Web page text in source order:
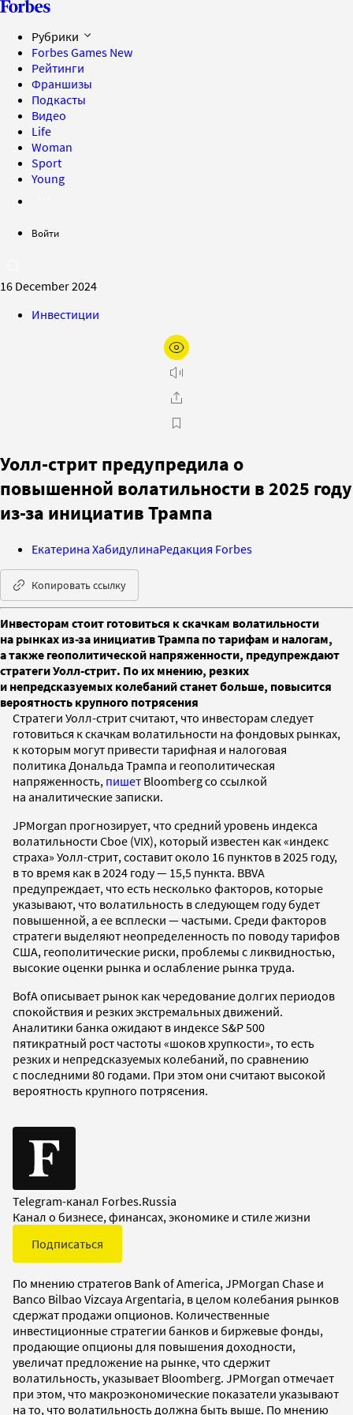
Рубрики
Forbes Games New
Рейтинги
Франшизы
Подкасты
Видео
Life
Woman
Sport
Young
Войти
16 December 2024
Инвестиции
Уолл-стрит предупредила о
повышенной волатильности в 2025 году
из-за инициатив Трампа
Екатерина ХабидулинаРедакция Forbes
Копировать ссылку
Инвесторам стоит готовиться к скачкам волатильности
на рынках из-за инициатив Трампа по тарифам и налогам,
а также геополитической напряженности, предупреждают
стратеги Уолл-стрит. По их мнению, резких
и непредсказуемых колебаний станет больше, повысится
вероятность крупного потрясения
Стратеги Уолл-стрит считают, что инвесторам следует
готовиться к скачкам волатильности на фондовых рынках,
к которым могут привести тарифная и налоговая
политика Дональда Трампа и геополитическая
напряженность, пишет Bloomberg со ссылкой
на аналитические записки.
JPMorgan прогнозирует, что средний уровень индекса
волатильности Cboe (VIX), который известен как «индекс
страха» Уолл-стрит, составит около 16 пунктов в 2025 году,
в то время как в 2024 году — 15,5 пункта. BBVA
предупреждает, что есть несколько факторов, которые
указывают, что волатильность в следующем году будет
повышенной, а ее всплески — частыми. Среди факторов
стратеги выделяют неопределенность по поводу тарифов
США, геополитические риски, проблемы с ликвидностью,
высокие оценки рынка и ослабление рынка труда.
BofA описывает рынок как чередование долгих периодов
спокойствия и резких экстремальных движений.
Аналитики банка ожидают в индексе S&P 500
пятикратный рост частоты «шоков хрупкости», то есть
резких и непредсказуемых колебаний, по сравнению
с последними 80 годами. При этом они считают высокой
вероятность крупного потрясения.
Telegram-канал Forbes.Russia
Канал о бизнесе, финансах, экономике и стиле жизни
Подписаться
По мнению стратегов Bank of America, JPMorgan Chase и
Banco Bilbao Vizcaya Argentaria, в целом колебания рынков
сдержат продажи опционов. Количественные
инвестиционные стратегии банков и биржевые фонды,
продающие опционы для повышения доходности,
увеличат предложение на рынке, что сдержит
волатильность, указывает Bloomberg. JPMorgan отмечает
при этом, что макроэкономические показатели указывают
на то, что волатильность должна быть выше. По мнению